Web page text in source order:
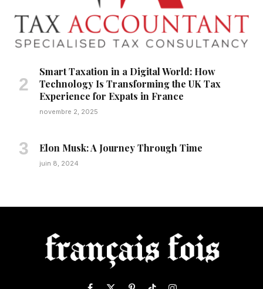
Smart Taxation in a Digital World: How
Technology Is Transforming the UK Tax
Experience for Expats in France
novembre 2, 2025
Elon Musk: A Journey Through Time
juin 8, 2024